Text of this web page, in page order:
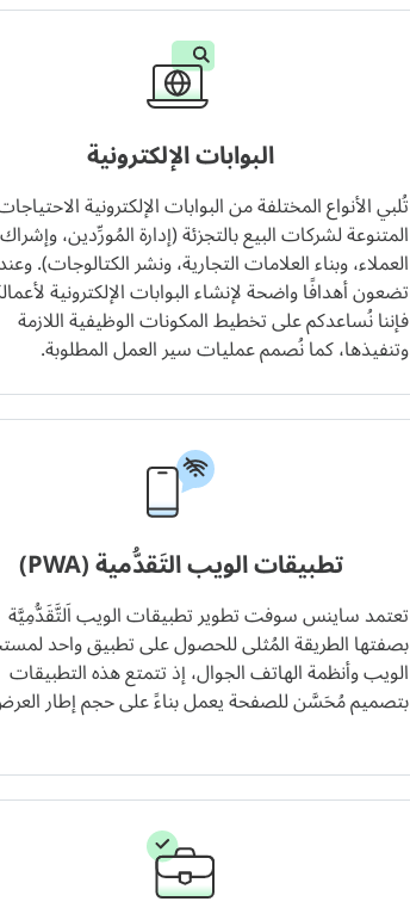
البوابات الإلكترونية
تُلبي الأنواع المختلفة من البوابات الإلكترونية
المتنوعة لشركات البيع بالتجزئة (إدارة المُورِّدين، وإشراك
العملاء، وبناء العلامات التجارية، ونشر الكتالوجات).
تضعون أهدافًا واضحة لإنشاء البوابات الإلكترونية
فإننا نُساعدكم على تخطيط المكونات الوظيفية اللازمة
وتنفيذها، كما نُصمم عمليات سير العمل المطلوبة.
تطبيقات الويب التَقدُّمية (PWA)
تعتمد ساينس سوفت تطوير تطبيقات الويب اَلتَّقَدُّمِيَّة
بصفتها الطريقة المُثلى للحصول على تطبيق واحد
الويب وأنظمة الهاتف الجوال، إذ تتمتع هذه التطبيقات
بتصميم مُحَسَّن للصفحة يعمل بناءً على حجم إطار